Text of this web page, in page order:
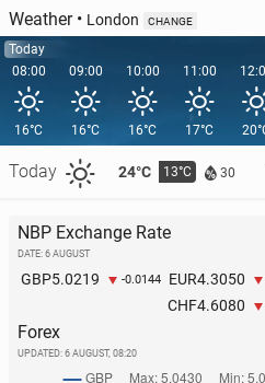
Weather• London CHANGE
Today
08:00
16°C
Today 24°C 13°C 30
09:00
16°C
10:00
16°C
11:00
17°C
NBP Exchange Rate
DATE: 6 AUGUST
GBP5.0219 -0.0144 EUR4.3050
CHF4.6080
Forex
UPDATED: 6 AUGUST, 08:20